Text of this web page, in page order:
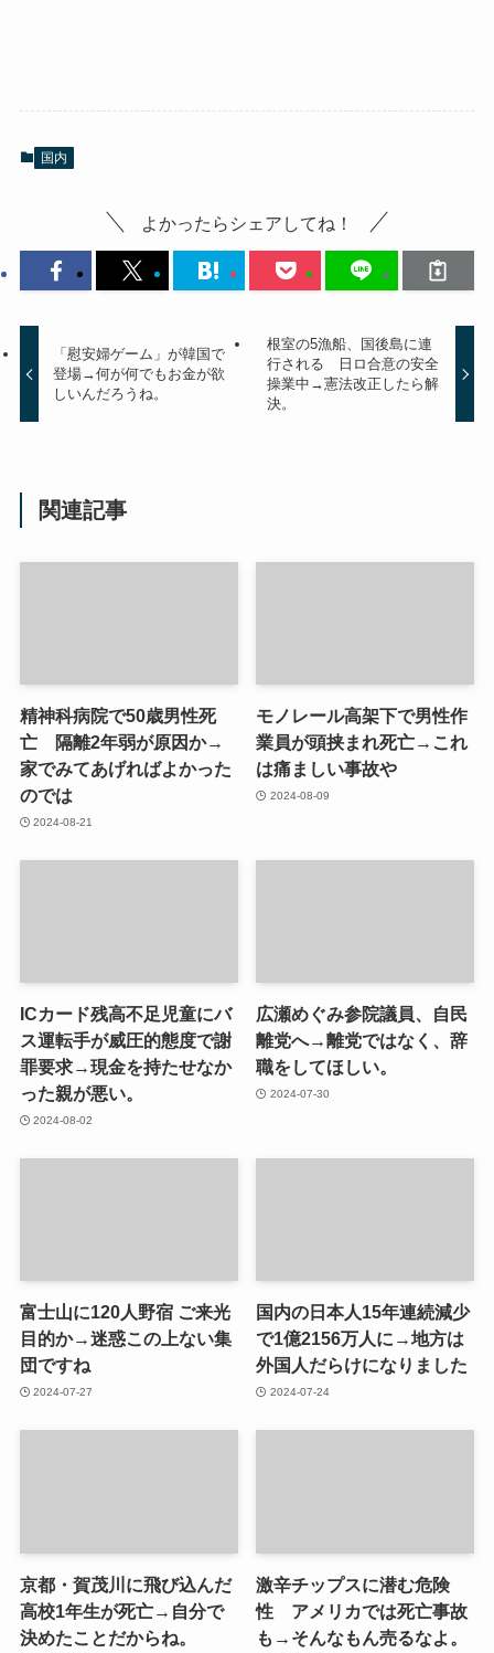
国内
よかったらシェアしてね！
「慰安婦ゲーム」が韓国で
登場→何が何でもお金が欲
しいんだろうね。
根室の5漁船、国後島に連
行される 日ロ合意の安全
操業中→憲法改正したら解
決。
関連記事
精神科病院で50歳男性死
亡 隔離2年弱が原因か→
家でみてあげればよかった
のでは
2024-08-21
モノレール高架下で男性作
業員が頭挟まれ死亡→これ
は痛ましい事故や
2024-08-09
ICカード残高不足児童にバ
ス運転手が威圧的態度で謝
罪要求→現金を持たせなか
った親が悪い。
2024-08-02
広瀬めぐみ参院議員、自民
離党へ→離党ではなく、辞
職をしてほしい。
2024-07-30
富士山に120人野宿 ご来光
目的か→迷惑この上ない集
団ですね
2024-07-27
国内の日本人15年連続減少
で1億2156万人に→地方は
外国人だらけになりました
2024-07-24
京都・賀茂川に飛び込んだ
高校1年生が死亡→自分で
決めたことだからね。
激辛チップスに潜む危険
性 アメリカでは死亡事故
も→そんなもん売るなよ。